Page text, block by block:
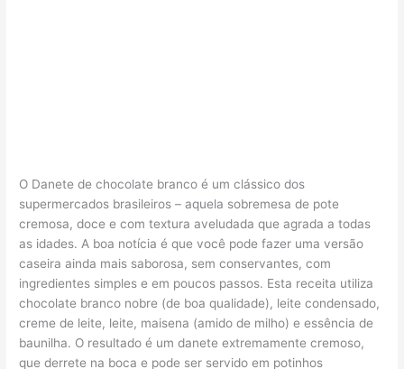
O Danete de chocolate branco é um clássico dos
supermercados brasileiros – aquela sobremesa de pote
cremosa, doce e com textura aveludada que agrada a todas
as idades. A boa notícia é que você pode fazer uma versão
caseira ainda mais saborosa, sem conservantes, com
ingredientes simples e em poucos passos. Esta receita utiliza
chocolate branco nobre (de boa qualidade), leite condensado,
creme de leite, leite, maisena (amido de milho) e essência de
baunilha. O resultado é um danete extremamente cremoso,
que derrete na boca e pode ser servido em potinhos